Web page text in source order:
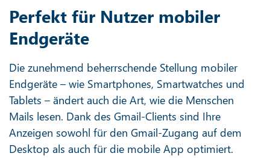
Perfekt für Nutzer mobiler
Endgeräte
Die zunehmend beherrschende Stellung mobiler
Endgeräte – wie Smartphones, Smartwatches und
Tablets – ändert auch die Art, wie die Menschen
Mails lesen. Dank des Gmail-Clients sind Ihre
Anzeigen sowohl für den Gmail-Zugang auf dem
Desktop als auch für die mobile App optimiert.